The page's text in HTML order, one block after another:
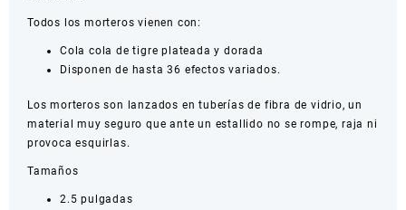
Todos los morteros vienen con:
Cola cola de tigre plateada y dorada
Disponen de hasta 36 efectos variados.
Los morteros son lanzados en tuberías de fibra de vidrio, un
material muy seguro que ante un estallido no se rompe, raja ni
provoca esquirlas.
Tamaños
2.5 pulgadas